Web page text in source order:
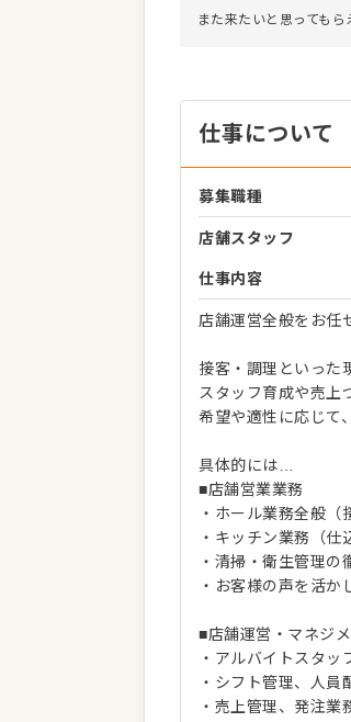
また来たいと思っても
仕事について
募集職種
店舗スタッフ
仕事内容
店舗運営全般をお任
接客・調理といった
スタッフ育成や売上
希望や適性に応じて
具体的には…
■店舗営業業務
・ホール業務全般（
・キッチン業務（仕
・清掃・衛生管理の
・お客様の声を活か
■店舗運営・マネジ
・アルバイトスタッ
・シフト管理、人員
・売上管理、発注業